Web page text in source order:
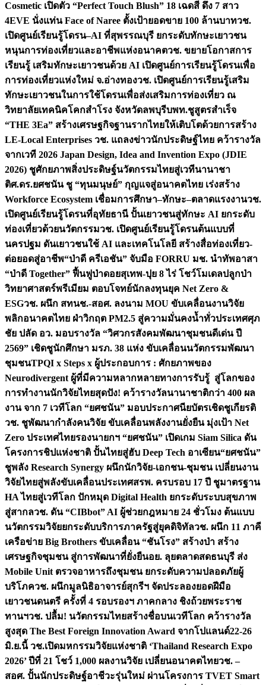
Cosmetic เปิดตัว “Perfect Touch Blush” 18 เฉดสี ดึง 7 สาว
4EVE นั่งแท่น Face of Naree ตั้งเป้ายอดขาย 100 ล้านบาทวช.
เปิดศูนย์เรียนรู้โดรน–AI ที่สุพรรณบุรี ยกระดับทักษะเยาวชน
หนุนการท่องเที่ยวและอาชีพแห่งอนาคตวช. ขยายโอกาสการ
เรียนรู้ เสริมทักษะเยาวชนด้วย AI เปิดศูนย์การเรียนรู้โดรนเพื่อ
การท่องเที่ยวแห่งใหม่ จ.อ่างทองวช. เปิดศูนย์การเรียนรู้เสริม
ทักษะเยาวชนในการใช้โดรนเพื่อส่งเสริมการท่องเที่ยว ณ
วิทยาลัยเทคนิคโคกสำโรง จังหวัดลพบุรีบพท.ชูสูตรสำเร็จ
“THE 3Ea” สร้างเศรษฐกิจฐานรากไทยให้เติบโตด้วยการสร้าง
LE-Local Enterprises วช. แถลงข่าวนักประดิษฐ์ไทย คว้ารางวัล
จากเวที 2026 Japan Design, Idea and Invention Expo (JDIE
2026) ชูศักยภาพสิ่งประดิษฐ์นวัตกรรมไทยสู่เวทีนานาชา
ติศ.ดร.ยศชนัน ชู “ทุนมนุษย์” กุญแจสู่อนาคตไทย เร่งสร้าง
Workforce Ecosystem เชื่อมการศึกษา–ทักษะ–ตลาดแรงงานวช.
เปิดศูนย์เรียนรู้โดรนที่อุทัยธานี ปั้นเยาวชนสู่ทักษะ AI ยกระดับ
ท่องเที่ยวด้วยนวัตกรรมวช. เปิดศูนย์เรียนรู้โดรนต้นแบบที่
นครปฐม ดันเยาวชนใช้ AI และเทคโนโลยี สร้างสื่อท่องเที่ยว-
ต่อยอดสู่อาชีพ“ป่าดี ครีเอชัน” จับมือ FORRU มช. นำทัพอาสา
“ป่าดี Together” ฟื้นฟูป่าดอยสุเทพ-ปุย 8 ไร่ โชว์โมเดลปลูกป่า
วิทยาศาสตร์พรีเมียม ตอบโจทย์นักลงทุนยุค Net Zero &
ESGวช. ผนึก สทนช.-สอศ. ลงนาม MOU ขับเคลื่อนงานวิจัย
พลิกอนาคตไทย ฝ่าวิกฤต PM2.5 สู่ความมั่นคงน้ำทั่วประเทศศุภ
ชัย ปลัด อว. มอบรางวัล “วิศวกรสังคมพัฒนาชุมชนดีเด่น ปี
2569” เชิดชูนักศึกษา มรภ. 38 แห่ง ขับเคลื่อนนวัตกรรมพัฒนา
ชุมชนTPQI x Steps x ผู้ประกอบการ : ศักยภาพของ
Neurodivergent ผู้ที่มีความหลากหลายทางการรับรู้ สู่โลกของ
การทำงานนักวิจัยไทยสุดปัง! คว้ารางวัลนานาชาติกว่า 400 ผล
งาน จาก 7 เวทีโลก “ยศชนัน” มอบประกาศนียบัตรเชิดชูเกียรติ
วช. ชูพัฒนากำลังคนวิจัย ขับเคลื่อนพลังงานยั่งยืน มุ่งเป้า Net
Zero ประเทศไทยรองนายกฯ “ยศชนัน” เปิดเกม Siam Silica ดัน
โครงการชิปแห่งชาติ ปั้นไทยสู่ฮับ Deep Tech อาเซียน“ยศชนัน”
ชูพลัง Research Synergy ผนึกนักวิจัย-เอกชน-ชุมชน เปลี่ยนงาน
วิจัยไทยสู่พลังขับเคลื่อนประเทศสรพ. ครบรอบ 17 ปี ชูมาตรฐาน
HA ไทยสู่เวทีโลก ปักหมุด Digital Health ยกระดับระบบสุขภาพ
สู่สากลวช. ดัน “CIBbot” AI ผู้ช่วยกฎหมาย 24 ชั่วโมง ต้นแบบ
นวัตกรรมวิจัยยกระดับบริการภาครัฐสู่ยุคดิจิทัลวช. ผนึก 11 ภาคี
เครือข่าย Big Brothers ขับเคลื่อน “ชันโรง” สร้างป่า สร้าง
เศรษฐกิจชุมชน สู่การพัฒนาที่ยั่งยืนอย. ลุยตลาดสดธนบุรี ส่ง
Mobile Unit ตรวจอาหารถึงชุมชน ยกระดับความปลอดภัยผู้
บริโภควช. ผนึกมูลนิธิอาจารย์สุกรีฯ จัดประลองยอดฝีมือ
เยาวชนดนตรี ครั้งที่ 4 รอบรองฯ ภาคกลาง ชิงถ้วยพระราช
ทานฯวช. ปลื้ม! นวัตกรรมไทยสร้างชื่อบนเวทีโลก คว้ารางวัล
สูงสุด The Best Foreign Innovation Award จากโปแลนด์22-26
มิ.ย.นี้ วช.เปิดมหกรรมวิจัยแห่งชาติ ‘Thailand Research Expo
2026’ ปีที่ 21 โชว์ 1,000 ผลงานวิจัย เปลี่ยนอนาคตไทยวช. –
สอศ. ปั้นนักประดิษฐ์อาชีวะรุ่นใหม่ ผ่านโครงการ TVET Smart